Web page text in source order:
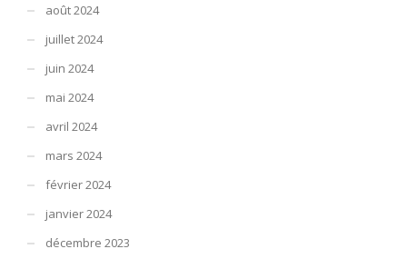
août 2024
juillet 2024
juin 2024
mai 2024
avril 2024
mars 2024
février 2024
janvier 2024
décembre 2023